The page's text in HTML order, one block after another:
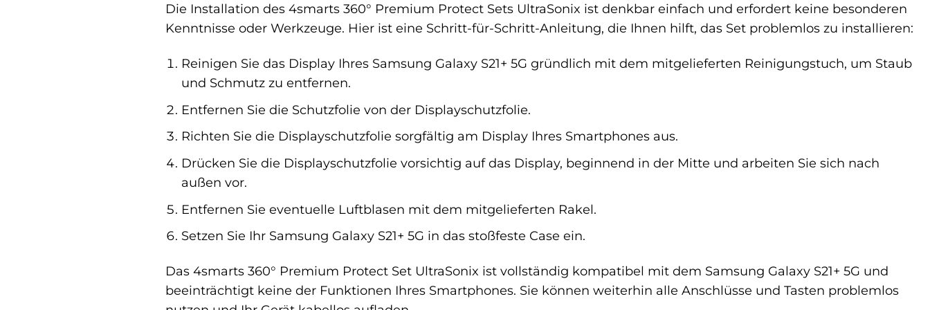
Die Installation des 4smarts 360° Premium Protect Sets UltraSonix ist denkbar einfach und erfordert keine besonderen
Kenntnisse oder Werkzeuge. Hier ist eine Schritt-für-Schritt-Anleitung, die Ihnen hilft, das Set problemlos zu installieren:
Reinigen Sie das Display Ihres Samsung Galaxy S21+ 5G gründlich mit dem mitgelieferten Reinigungstuch, um Staub
und Schmutz zu entfernen.
Entfernen Sie die Schutzfolie von der Displayschutzfolie.
Richten Sie die Displayschutzfolie sorgfältig am Display Ihres Smartphones aus.
Drücken Sie die Displayschutzfolie vorsichtig auf das Display, beginnend in der Mitte und arbeiten Sie sich nach
außen vor.
Entfernen Sie eventuelle Luftblasen mit dem mitgelieferten Rakel.
Setzen Sie Ihr Samsung Galaxy S21+ 5G in das stoßfeste Case ein.
Das 4smarts 360° Premium Protect Set UltraSonix ist vollständig kompatibel mit dem Samsung Galaxy S21+ 5G und
beeinträchtigt keine der Funktionen Ihres Smartphones. Sie können weiterhin alle Anschlüsse und Tasten problemlos